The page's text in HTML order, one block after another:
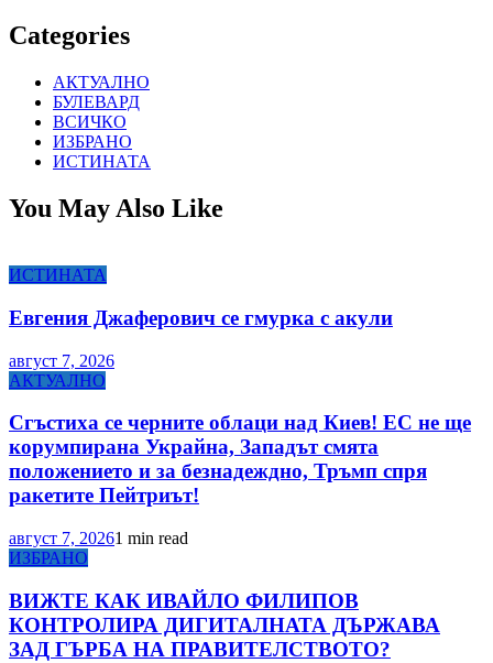
Categories
АКТУАЛНО
БУЛЕВАРД
ВСИЧКО
ИЗБРАНО
ИСТИНАТА
You May Also Like
ИСТИНАТА
Евгения Джаферович се гмурка с акули
август 7, 2026
АКТУАЛНО
Сгъстиха се черните облаци над Киев! ЕС не ще
корумпирана Украйна, Западът смята
положението и за безнадеждно, Тръмп спря
ракетите Пейтриът!
август 7, 20261 min read
ИЗБРАНО
ВИЖТЕ КАК ИВАЙЛО ФИЛИПОВ
КОНТРОЛИРА ДИГИТАЛНАТА ДЪРЖАВА
ЗАД ГЪРБА НА ПРАВИТЕЛСТВОТО?